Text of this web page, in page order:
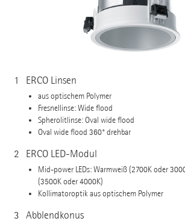
1 ERCO Linsen
aus optischem Polymer
Fresnellinse: Wide flood
Spherolitlinse: Oval wide flood
Oval wide flood 360° drehbar
2 ERCO LED-Modul
Mid-power LEDs: Warmweiß (2700K oder
(3500K oder 4000K)
Kollimatoroptik aus optischem Polymer
3 Abblendkonus